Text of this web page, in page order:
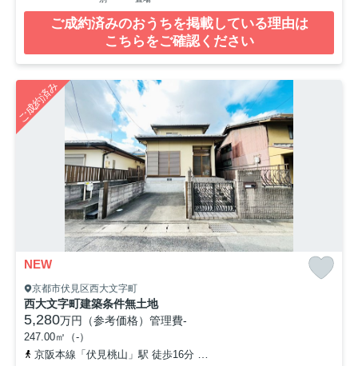
ご成約済みのおうちを掲載している理由は
こちらをご確認ください
ご成約済み
NEW
京都市伏見区西大文字町
西大文字町建築条件無土地
5,280万円（参考価格） 管理費-
247.00㎡（-）
京阪本線「伏見桃山」駅 徒歩16分